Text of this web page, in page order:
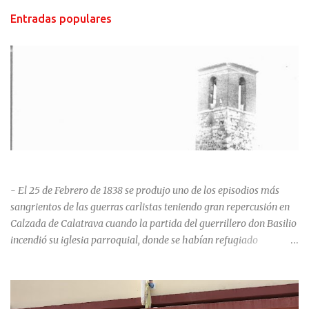
Entradas populares
- El 25 de Febrero de 1838 se produjo uno de los episodios más
sangrientos de las guerras carlistas teniendo gran repercusión en
Calzada de Calatrava cuando la partida del guerrillero don Basilio
incendió su iglesia parroquial, donde se habían refugiado
población se inclinó por el bando Carlista. Según Madoz, murieron
163 personas que "se defendieron heroicamente muriendo como